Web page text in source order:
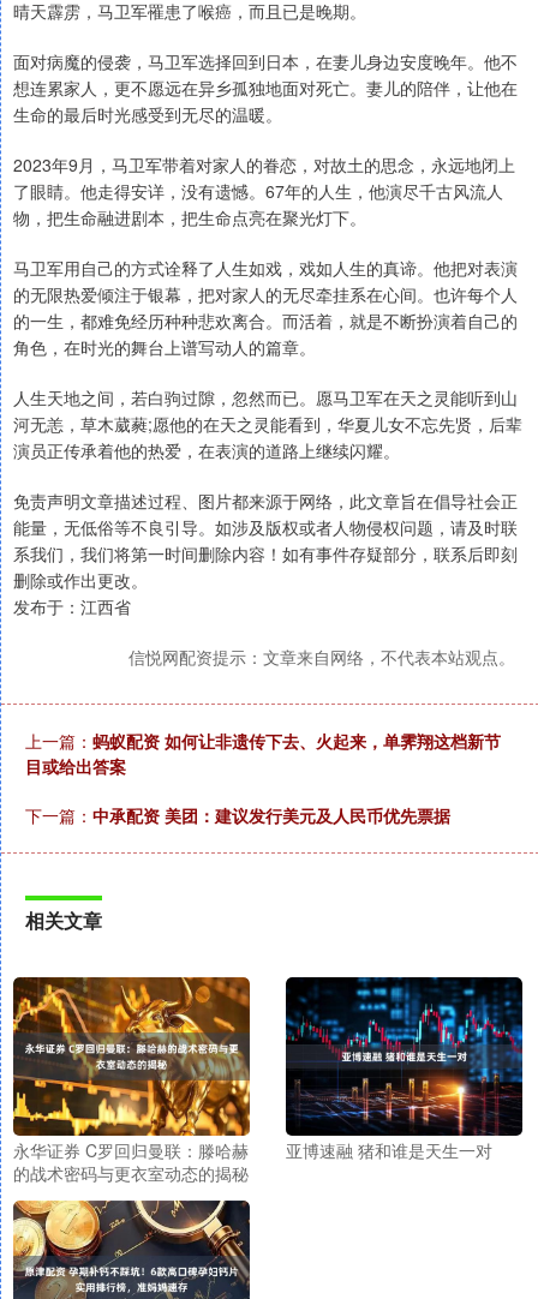
晴天霹雳，马卫军罹患了喉癌，而且已是晚期。
面对病魔的侵袭，马卫军选择回到日本，在妻儿身边安度晚年。他不
想连累家人，更不愿远在异乡孤独地面对死亡。妻儿的陪伴，让他在
生命的最后时光感受到无尽的温暖。
2023年9月，马卫军带着对家人的眷恋，对故土的思念，永远地闭上
了眼睛。他走得安详，没有遗憾。67年的人生，他演尽千古风流人
物，把生命融进剧本，把生命点亮在聚光灯下。
马卫军用自己的方式诠释了人生如戏，戏如人生的真谛。他把对表演
的无限热爱倾注于银幕，把对家人的无尽牵挂系在心间。也许每个人
的一生，都难免经历种种悲欢离合。而活着，就是不断扮演着自己的
角色，在时光的舞台上谱写动人的篇章。
人生天地之间，若白驹过隙，忽然而已。愿马卫军在天之灵能听到山
河无恙，草木葳蕤;愿他的在天之灵能看到，华夏儿女不忘先贤，后辈
演员正传承着他的热爱，在表演的道路上继续闪耀。
免责声明文章描述过程、图片都来源于网络，此文章旨在倡导社会正
能量，无低俗等不良引导。如涉及版权或者人物侵权问题，请及时联
系我们，我们将第一时间删除内容！如有事件存疑部分，联系后即刻
删除或作出更改。
发布于：江西省
信悦网配资提示：文章来自网络，不代表本站观点。
上一篇： 蚂蚁配资 如何让非遗传下去、火起来，单霁翔这档新节
目或给出答案
下一篇： 中承配资 美团：建议发行美元及人民币优先票据
相关文章
永华证券 C罗回归曼联：滕哈赫
的战术密码与更衣室动态的揭秘
亚博速融 猪和谁是天生一对